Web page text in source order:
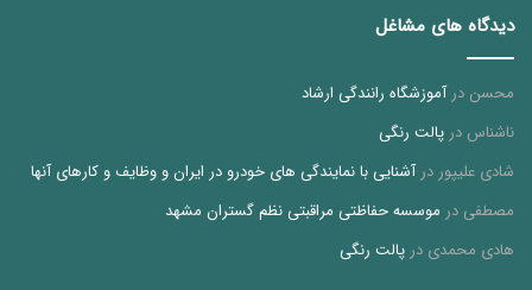
دیدگاه های مشاغل
محسن درآموزشگاه رانندگی ارشاد
ناشناس در پالت رنگی
شادی علیپور درآشنایی با نمایندگی های خودرو در ایران و وظایف و کارهای آنها
مصطفی در موسسه حفاظتی مراقبتی نظم گستران مشهد
هادی محمدی در پالت رنگی